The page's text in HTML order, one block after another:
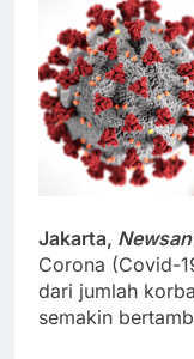
Jakarta,
Corona (Covid-
dari jumlah
semakin